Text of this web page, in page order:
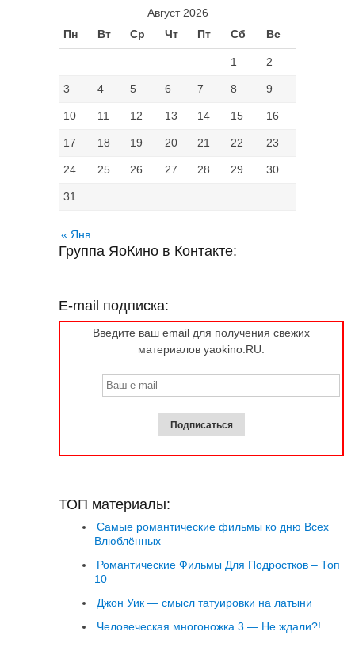
Август 2026
Пн
Вт Ср Чт Пт Сб Вс
1 2
3 4 5 6 7 8 9
10 11 12 13 14 15 16
17 18 19 20 21 22 23
24 25 26 27 28 29 30
31
« Янв
Группа ЯоКино в Контакте:
E-mail подписка:
Введите ваш email для получения свежих
материалов yaokino.RU:
ТОП материалы:
Самые романтические фильмы ко дню Всех
Влюблённых
Романтические Фильмы Для Подростков – Топ
10
Джон Уик — смысл татуировки на латыни
Человеческая многоножка 3 — Не ждали?!